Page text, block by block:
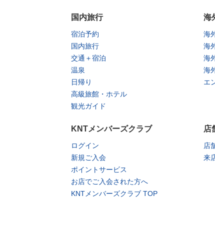
国内旅行
宿泊予約
国内旅行
交通＋宿泊
温泉
日帰り
高級旅館・ホテル
観光ガイド
海
海
海
海
海
エ
KNTメンバーズクラブ
ログイン
新規ご入会
ポイントサービス
お店でご入会された方へ
KNTメンバーズクラブ TOP
店
店
来